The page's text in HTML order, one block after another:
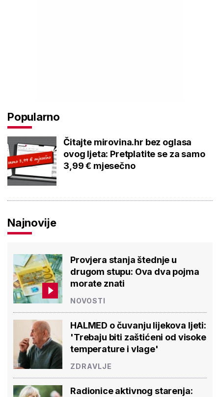
Popularno
Čitajte mirovina.hr bez oglasa
ovog ljeta: Pretplatite se za samo
3,99 € mjesečno
Najnovije
Provjera stanja štednje u
drugom stupu: Ova dva pojma
morate znati
NOVOSTI
HALMED o čuvanju lijekova ljeti:
'Trebaju biti zaštićeni od visoke
temperature i vlage'
ZDRAVLJE
Radionice aktivnog starenja: